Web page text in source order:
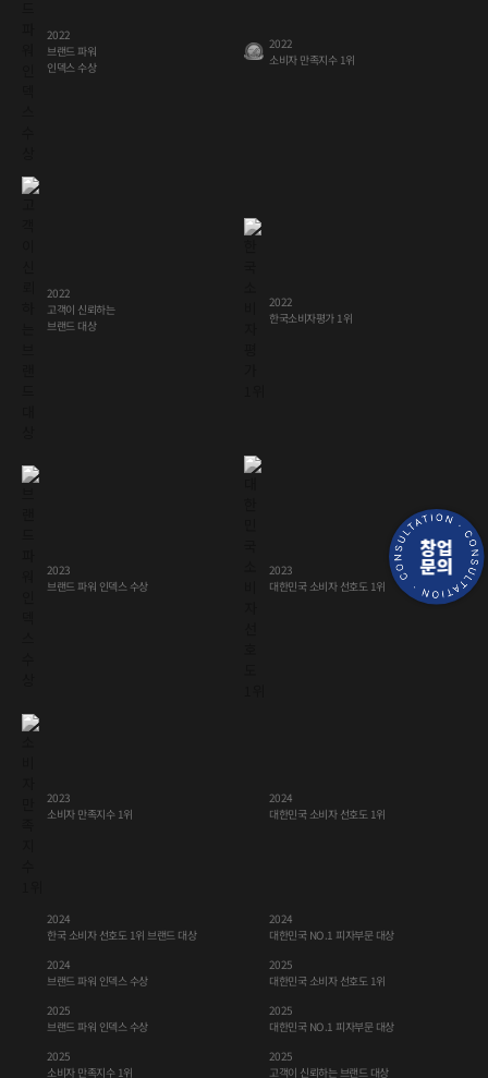
창업
문의
2022
브랜드 파워
인덱스 수상
2022
소비자 만족지수 1위
2022
고객이 신뢰하는
브랜드 대상
2022
한국소비자평가 1위
2023
브랜드 파워 인덱스 수상
2023
대한민국 소비자 선호도 1위
2023
소비자 만족지수 1위
2024
대한민국 소비자 선호도 1위
2024
한국 소비자 선호도 1위 브랜드 대상
2024
대한민국 NO.1 피자부문 대상
2024
브랜드 파워 인덱스 수상
2025
대한민국 소비자 선호도 1위
2025
브랜드 파워 인덱스 수상
2025
대한민국 NO.1 피자부문 대상
2025
소비자 만족지수 1위
2025
고객이 신뢰하는 브랜드 대상